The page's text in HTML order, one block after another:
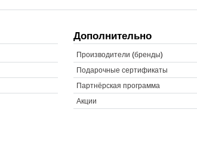
Дополнительно
Производители (бренды)
Подарочные сертификаты
Партнёрская программа
Акции